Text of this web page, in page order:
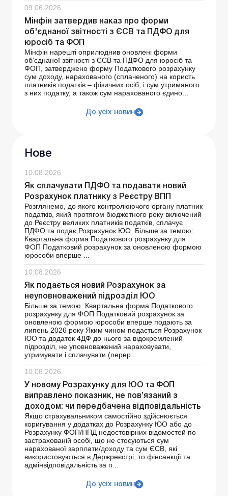
09.06.2026
Мінфін затвердив наказ про форми
об'єднаної звітності з ЄСВ та ПДФО для
юросіб та ФОП
Мінфін нарешті оприлюднив оновлені форми
об’єднаної звітності з ЄСВ та ПДФО для юросіб та
ФОП, затверджено форму Податкового розрахунку
сум доходу, нарахованого (сплаченого) на користь
платників податків – фізичних осіб, і сум утриманого
з них податку, а також сум нарахованого єдино...
До усіх новин
Нове
10.08.2026
Як сплачувати ПДФО та подавати новий
Розрахунок платнику з Реєстру ВПП
Розглянемо, до якого контролюючого органу платник
податків, який протягом бюджетного року включений
до Реєстру великих платників податків, сплачує
ПДФО та подає Розрахунок ЮО. Більше за темою:
Квартальна форма Податкового розрахунку для
ФОП Податковий розрахунок за оновленою формою
юрособи вперше ...
10.08.2026
Як подається новий Розрахунок за
неуповноважений підрозділ ЮО
Більше за темою: Квартальна форма Податкового
розрахунку для ФОП Податковий розрахунок за
оновленою формою юрособи вперше подають за
липень 2026 року Яким чином подається Розрахунок
ЮО та додаток 4ДФ до нього за відокремлений
підрозділ, не уповноважений нараховувати,
утримувати і сплачувати (перер...
10.08.2026
У новому Розрахунку для ЮО та ФОП
виправлено показник, не пов’язаний з
доходом: чи передбачена відповідальність
Якщо страхувальником самостійно здійснюється
коригування у додатках до Розрахунку ЮО або до
Розрахунку ФОП/НПД недостовірних відомостей по
застрахованій особі, що не стосуються сум
нарахованої зарплати/доходу та сум ЄСВ, які
використовуються в Держреєстрі, то фінсанкції та
адмінвідповідальність за п...
До усіх новин